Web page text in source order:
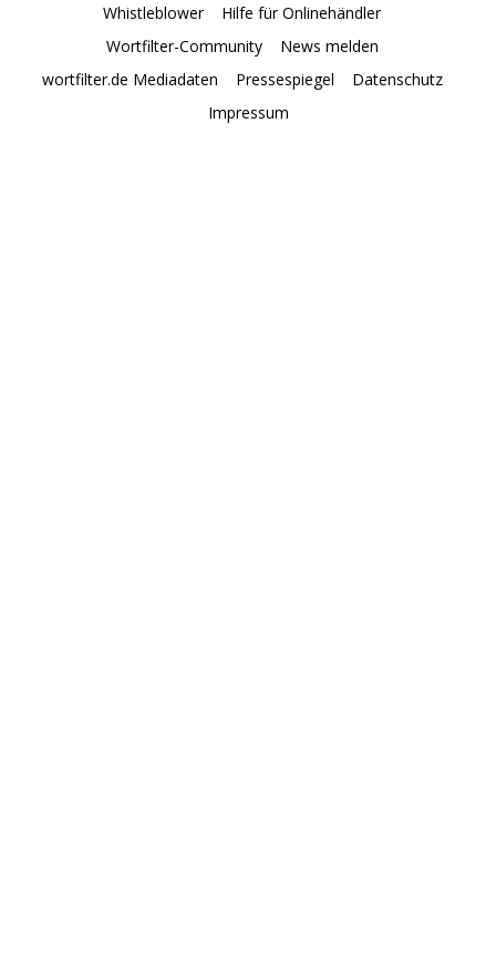
Whistleblower
Hilfe für Onlinehändler
Wortfilter-Community
News melden
wortfilter.de Mediadaten
Pressespiegel
Datenschutz
Impressum